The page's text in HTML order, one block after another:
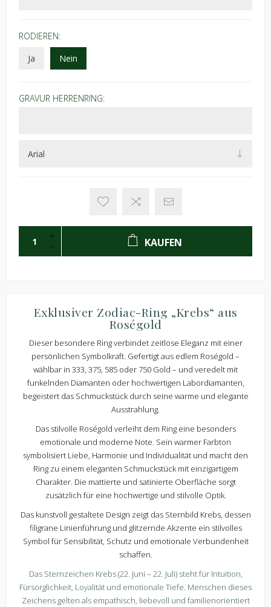
RODIEREN:
Ja
Nein
GRAVUR HERRENRING:
KAUFEN
Exklusiver Zodiac-Ring „Krebs“ aus
Roségold
Dieser besondere Ring verbindet zeitlose Eleganz mit einer
persönlichen Symbolkraft. Gefertigt aus edlem Roségold –
wählbar in 333, 375, 585 oder 750 Gold – und veredelt mit
funkelnden Diamanten oder hochwertigen Labordiamanten,
begeistert das Schmuckstück durch seine warme und elegante
Ausstrahlung.
Das stilvolle Roségold verleiht dem Ring eine besonders
emotionale und moderne Note. Sein warmer Farbton
symbolisiert Liebe, Harmonie und Individualität und macht den
Ring zu einem eleganten Schmuckstück mit einzigartigem
Charakter. Die mattierte und satinierte Oberfläche sorgt
zusätzlich für eine hochwertige und stilvolle Optik.
Das kunstvoll gestaltete Design zeigt das Sternbild Krebs, dessen
filigrane Linienführung und glitzernde Akzente ein stilvolles
Symbol für Sensibilität, Schutz und emotionale Verbundenheit
schaffen.
Das Sternzeichen Krebs (22. Juni – 22. Juli) steht für Intuition,
Fürsorglichkeit, Loyalität und emotionale Tiefe. Menschen dieses
Zeichens gelten als empathisch, liebevoll und familienorientiert